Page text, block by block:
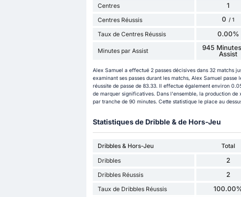
Centres 1
Centres Réussis 0 / 1
Taux de Centres Réussis 0.00%
Minutes par Assist
945
Assist
Alex Samuel a effectué 2 passes décisives dans 32 matchs
examinant ses passes durant les matchs, Alex Samuel
réussite de passe de 83.33. Il effectue également environ
de marquer significatives. Dans l'ensemble, la production
par tranche de 90 minutes. Cette statistique le place au
Statistiques de Dribble & de Hors-Jeu
Dribbles & Hors-Jeu Total
Dribbles
2
Dribbles Réussis 2
Taux de Dribbles Réussis